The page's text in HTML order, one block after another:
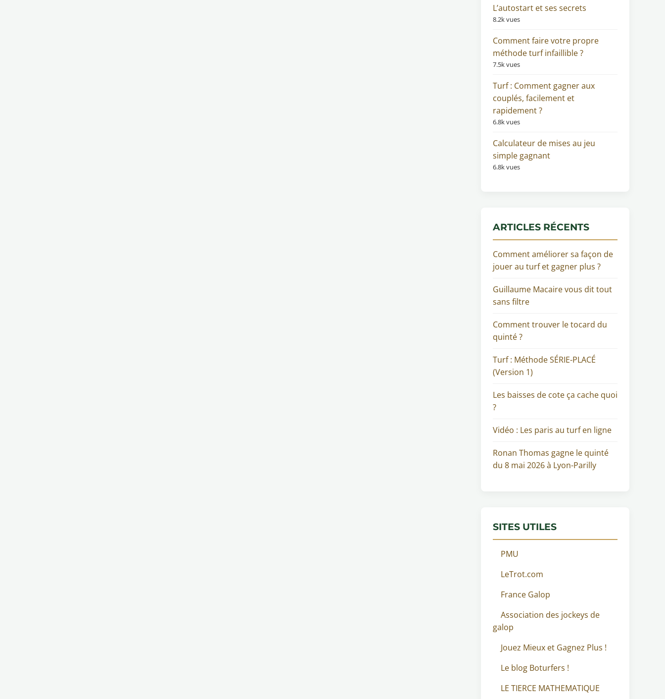
L’autostart et ses secrets
8.2k vues
Comment faire votre propre
méthode turf infaillible ?
7.5k vues
Turf : Comment gagner aux
couplés, facilement et
rapidement ?
6.8k vues
Calculateur de mises au jeu
simple gagnant
6.8k vues
ARTICLES RÉCENTS
Comment améliorer sa façon de
jouer au turf et gagner plus ?
Guillaume Macaire vous dit tout
sans filtre
Comment trouver le tocard du
quinté ?
Turf : Méthode SÉRIE-PLACÉ
(Version 1)
Les baisses de cote ça cache quoi
?
Vidéo : Les paris au turf en ligne
Ronan Thomas gagne le quinté
du 8 mai 2026 à Lyon-Parilly
SITES UTILES
PMU
LeTrot.com
France Galop
Association des jockeys de
galop
Jouez Mieux et Gagnez Plus !
Le blog Boturfers !
LE TIERCE MATHEMATIQUE